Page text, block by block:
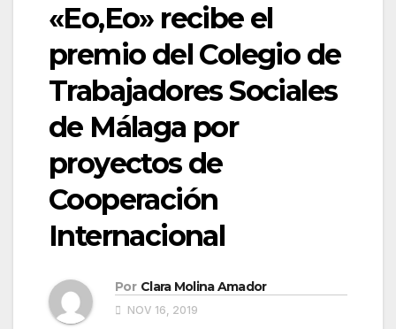
«Eo,Eo» recibe el
premio del Colegio de
Trabajadores Sociales
de Málaga por
proyectos de
Cooperación
Internacional
Por Clara Molina Amador
NOV 16, 2019